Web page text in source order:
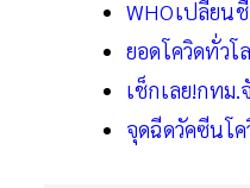
WHOเปลี่ยน
ยอดโควิดทั่วโ
เช็กเลย!กทม.
จุดฉีดวัคซีนโ